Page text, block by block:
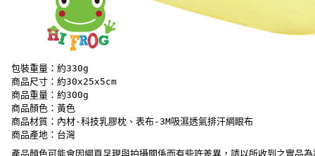
包裝重量：約330g
商品尺寸：約30x25x5cm
商品重量：約300g
商品顏色：黃色
商品材質：內材-科技乳膠枕、表布-3M吸濕透氣排汗網眼布
商品產地：台灣
產品顏色可能會因網頁呈現與拍攝關係而有些許差異，請以所收到之實品